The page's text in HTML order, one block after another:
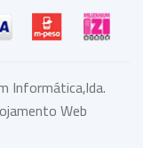
Informática,lda.
Web